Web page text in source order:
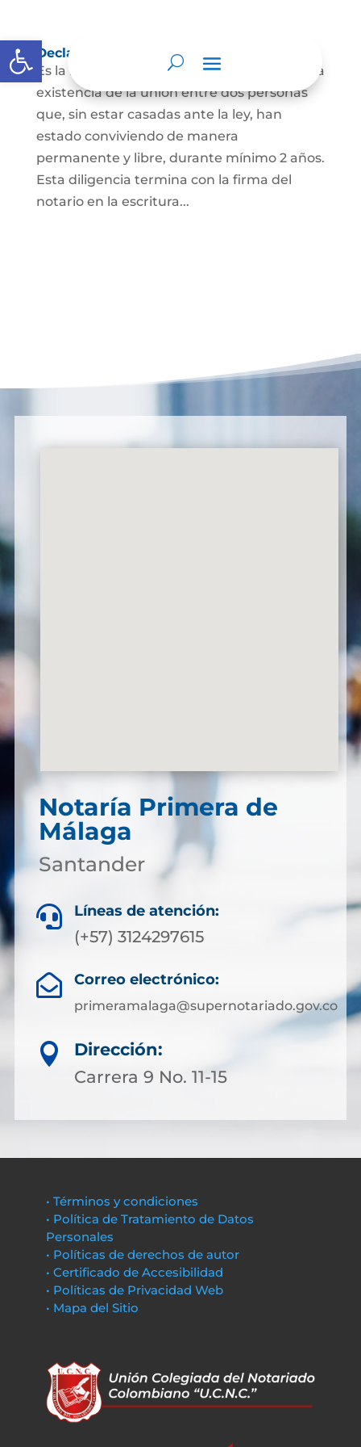
Abrir barra de herramientas
Declaración de Unión Marital de Hecho
Es la manifestación ante juez o notario de la
existencia de la unión entre dos personas
que, sin estar casadas ante la ley, han
estado conviviendo de manera
permanente y libre, durante mínimo 2 años.
Esta diligencia termina con la firma del
notario en la escritura...
Notaría Primera de
Málaga
Santander
 Líneas de atención:
(+57) 3124297615
 Correo electrónico:
primeramalaga@supernotariado.gov.co

Dirección:
Carrera 9 No. 11-15
• Términos y condiciones
• Política de Tratamiento de Datos
Personales
• Políticas de derechos de autor
• Certificado de Accesibilidad
• Políticas de Privacidad Web
• Mapa del Sitio